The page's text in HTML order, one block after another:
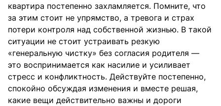
квартира постепенно захламляется. Помните, что
за этим стоит не упрямство, а тревога и страх
потери контроля над собственной жизнью. В такой
ситуации не стоит устраивать резкую
«генеральную чистку» без согласия родителя —
это воспринимается как насилие и усиливает
стресс и конфликтность. Действуйте постепенно,
спокойно обсуждая изменения и вместе решая,
какие вещи действительно важны и дороги